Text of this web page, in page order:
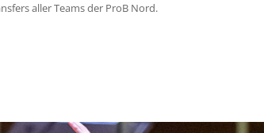
aller Teams der ProB Nord.